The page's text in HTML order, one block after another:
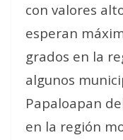
con valores
esperan
grados en la
algunos
Papaloapan
en la región